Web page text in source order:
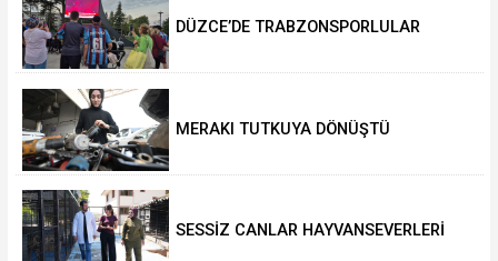
DÜZCE’DE TRABZONSPORLULAR
MERAKI TUTKUYA DÖNÜŞTÜ
SESSİZ CANLAR HAYVANSEVERLERİ